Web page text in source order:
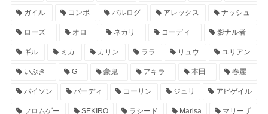
ガイル コンボ バルログ アレックス ナッシュ
ローズ オロ ネカリ コーディ 影ナル者
ギル ミカ カリン ララ リュウ ユリアン
いぶき G 豪鬼 アキラ 本田 春麗
バイソン バーディ コーリン ジュリ アビゲイル
フロムゲー SEKIRO ラシード Marisa マリーザ